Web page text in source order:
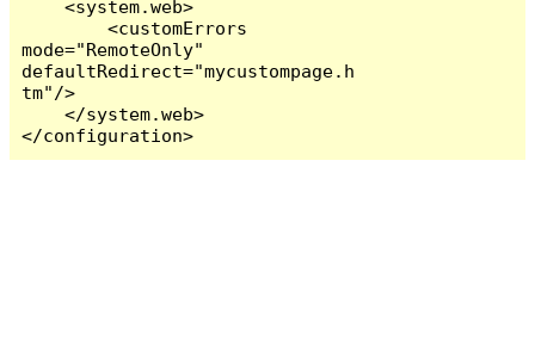
    <system.web>
        <customErrors
mode="RemoteOnly"
defaultRedirect="mycustompage.h
tm"/>
    </system.web>
</configuration>